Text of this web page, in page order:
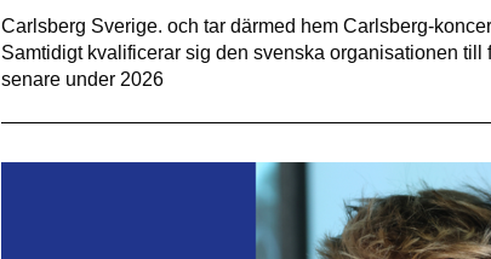
Carlsberg Sverige. och tar därmed hem Carlsberg-
Samtidigt kvalificerar sig den svenska organisationen
senare under 2026